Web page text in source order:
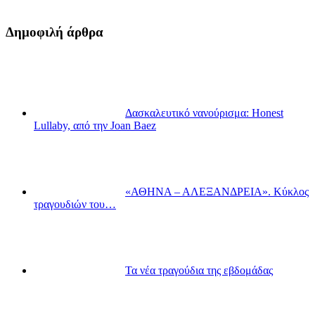
Δημοφιλή άρθρα
Δασκαλευτικό νανούρισμα: Honest
Lullaby, από την Joan Baez
«ΑΘΗΝΑ – ΑΛΕΞΑΝΔΡΕΙΑ». Κύκλος
τραγουδιών του…
Τα νέα τραγούδια της εβδομάδας